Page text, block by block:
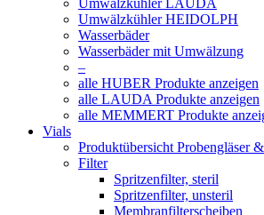
Umwälzkühler LAUDA
Umwälzkühler HEIDOLPH
Wasserbäder
Wasserbäder mit Umwälzung
–
alle HUBER Produkte anzeigen
alle LAUDA Produkte anzeigen
alle MEMMERT Produkte
Vials
Produktübersicht Probengläser
Filter
Spritzenfilter, steril
Spritzenfilter, unsteril
Membranfilterscheiben